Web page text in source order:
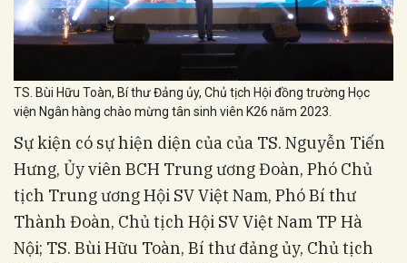
TS. Bùi Hữu Toàn, Bí thư Đảng ủy, Chủ tịch Hội đồng trường Học
viện Ngân hàng chào mừng tân sinh viên K26 năm 2023.
Sự kiện có sự hiện diện của của TS. Nguyễn Tiến
Hưng, Ủy viên BCH Trung ương Đoàn, Phó Chủ
tịch Trung ương Hội SV Việt Nam, Phó Bí thư
Thành Đoàn, Chủ tịch Hội SV Việt Nam TP Hà
Nội; TS. Bùi Hữu Toàn, Bí thư đảng ủy, Chủ tịch